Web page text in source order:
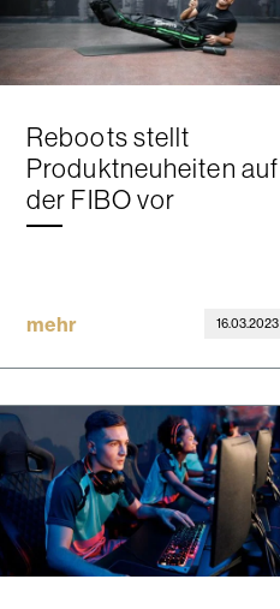
Reboots stellt
Produktneuheiten auf
der FIBO vor
mehr 16.03.2023